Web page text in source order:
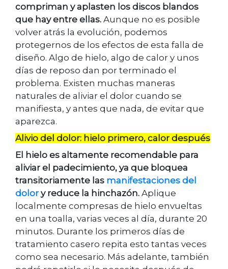
compriman y aplasten los discos blandos
que hay entre ellas. Aunque no es posible
volver atrás la evolución, podemos
protegernos de los efectos de esta falla de
diseño. Algo de hielo, algo de calor y unos
días de reposo dan por terminado el
problema. Existen muchas maneras
naturales de aliviar el dolor cuando se
manifiesta, y antes que nada, de evitar que
aparezca.
Alivio del dolor: hielo primero, calor después
El hielo es altamente recomendable para
aliviar el padecimiento, ya que bloquea
transitoriamente las manifestaciones del
dolor y reduce la hinchazón. Aplique
localmente compresas de hielo envueltas
en una toalla, varias veces al día, durante 20
minutos. Durante los primeros días de
tratamiento casero repita esto tantas veces
como sea necesario. Más adelante, también